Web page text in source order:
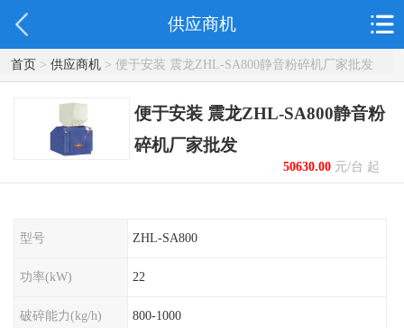
供应商机
首页> 供应商机> 便于安装 震龙ZHL-SA800静音粉碎机厂家批发
便于安装 震龙ZHL-SA800静音粉
碎机厂家批发
50630.00元/台 起
型号 ZHL-SA800
功率(kW) 22
破碎能力(kg/h) 800-1000